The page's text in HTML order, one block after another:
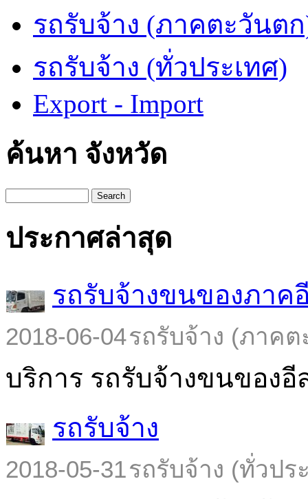
รถรับจ้าง (ภาคตะวันต
รถรับจ้าง (ทั่วประเทศ)
Export - Import
ค้นหา จังหวัด
Search
ประกาศล่าสุด
รถรับจ้างขนของภาค
2018-06-04รถรับจ้าง (ภาคต
บริการ รถรับจ้างขนของ
รถรับจ้าง
2018-05-31รถรับจ้าง (ทั่วปร